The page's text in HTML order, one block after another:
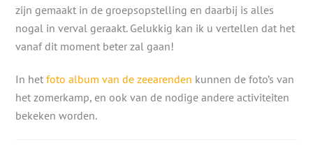
zijn gemaakt in de groepsopstelling en daarbij is alles
nogal in verval geraakt. Gelukkig kan ik u vertellen dat het
vanaf dit moment beter zal gaan!
In hetfoto album van de zeearenden kunnen de foto’s van
het zomerkamp, en ook van de nodige andere activiteiten
bekeken worden.